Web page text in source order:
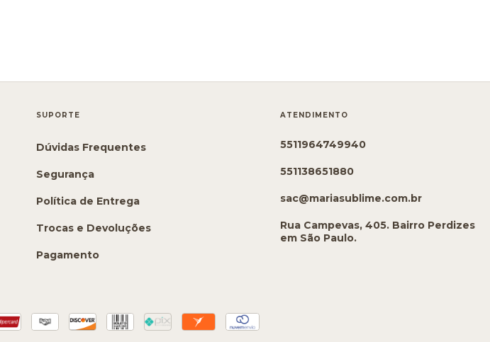
SUPORTE
Dúvidas Frequentes
Segurança
Política de Entrega
Trocas e Devoluções
Pagamento
ATENDIMENTO
5511964749940
551138651880
sac@mariasublime.com.br
Rua Campevas, 405. Bairro Perdizes
em São Paulo.